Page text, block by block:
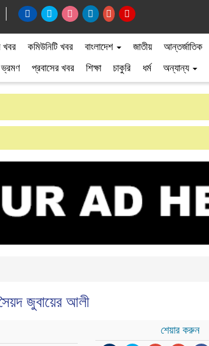
খবর কমিউনিটি খবর বাংলাদেশ জাতীয় আন্তর্জাতিক
ভ্রমণ প্রবাসের খবর শিক্ষা চাকুরি ধর্ম অন্যান্য
জুবায়ের আলী
শেয়ার করুন